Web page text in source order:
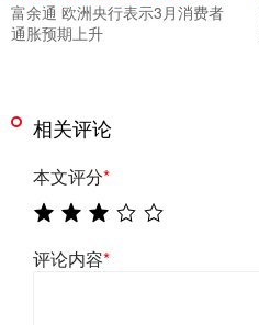
富余通 欧洲央行表示3月消费者
通胀预期上升
相关评论
本文评分*
评论内容*